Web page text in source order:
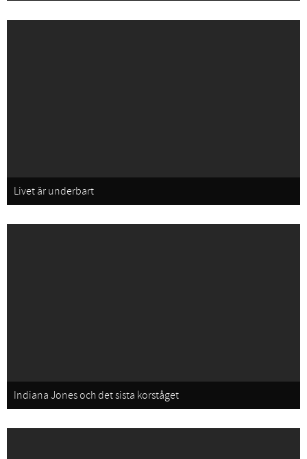
Livet är underbart
Indiana Jones och det sista korståget